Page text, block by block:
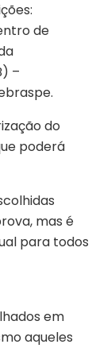
de
–
do
poderá
mas é
para todos
em
aqueles